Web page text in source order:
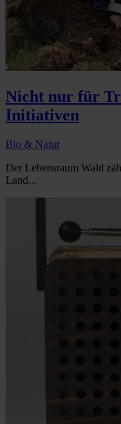
Nicht nur für
Initiativen
Bio & Natur
Der Lebensraum Wald
Land...